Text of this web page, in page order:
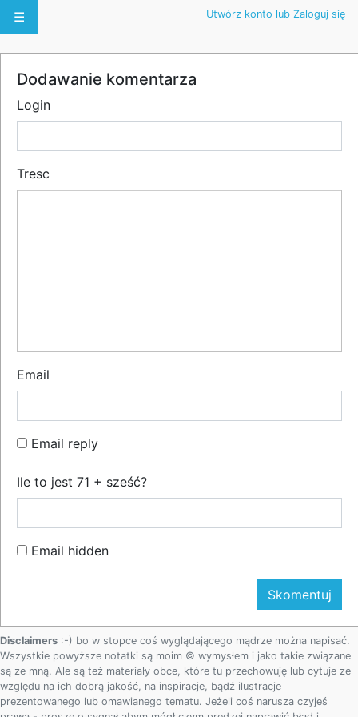
☰ Utwórz konto lub Zaloguj się
Dodawanie komentarza
Login
Tresc
Email
Email reply
Ile to jest 71 + sześć?
Email hidden
Disclaimers :-) bo w stopce coś wyglądającego mądrze można napisać.
Wszystkie powyższe notatki są moim © wymysłem i jako takie związane
są ze mną. Ale są też materiały obce, które tu przechowuję lub cytuje ze
względu na ich dobrą jakość, na inspiracje, bądź ilustracje
prezentowanego lub omawianego tematu. Jeżeli coś narusza czyjeś